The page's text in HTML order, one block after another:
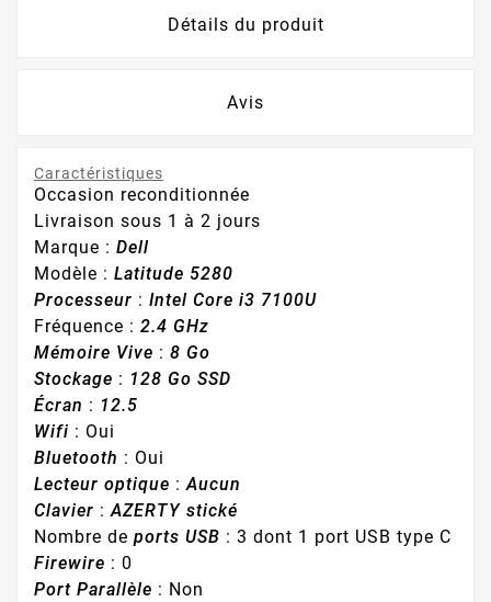
Détails du produit
Avis
Caractéristiques
Occasion reconditionnée
Livraison sous 1 à 2 jours
Marque : Dell
Modèle : Latitude 5280
Processeur : Intel Core i3 7100U
Fréquence : 2.4 GHz
Mémoire Vive : 8 Go
Stockage : 128 Go SSD
Écran : 12.5
Wifi : Oui
Bluetooth : Oui
Lecteur optique :Aucun
Clavier :AZERTY stické
Nombre de ports USB : 3 dont 1 port USB type C
Firewire : 0
Port Parallèle : Non